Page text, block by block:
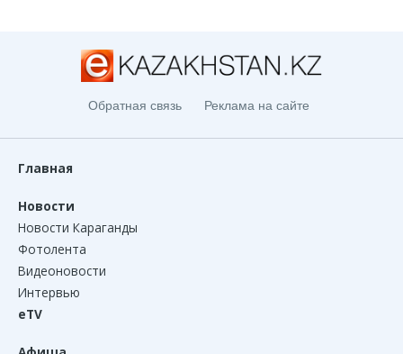
Обратная связь Реклама на сайте
Главная
Новости
Новости Караганды
Фотолента
Видеоновости
Интервью
eTV